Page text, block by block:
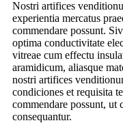
Nostri artifices
experientia mercatus
commendare possunt.
optima conductivitate
vitreae cum effectu
aramidicum, aliasque
nostri artifices
condiciones et requisita
commendare possunt, ut
consequantur.